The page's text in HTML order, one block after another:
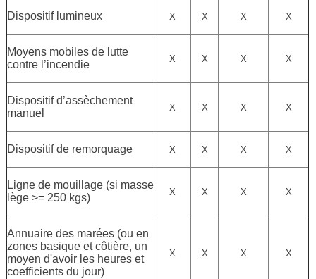
Dispositif lumineux X X X X
Moyens mobiles de lutte
contre l’incendie
X X X X
Dispositif d’assèchement
manuel
X X X X
Dispositif de remorquage X X X X
Ligne de mouillage (si masse
lège >= 250 kgs)
X X X X
Annuaire des marées (ou en
zones basique et côtière, un
moyen d'avoir les heures et
coefficients du jour)
X X X X